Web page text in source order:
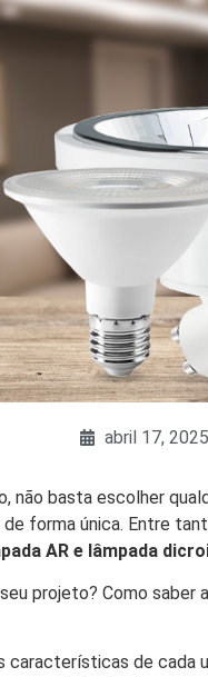
abril 17, 2025
não basta escolher
forma única. Entre
AR e lâmpada
projeto? Como saber
características de cada